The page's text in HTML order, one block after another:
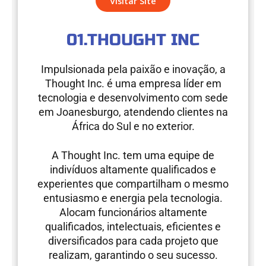
b
o
k
a
r
a
m
01.THOUGHT INC
Impulsionada pela paixão e inovação, a
Thought Inc. é uma empresa líder em
tecnologia e desenvolvimento com sede
em Joanesburgo, atendendo clientes na
África do Sul e no exterior.
A Thought Inc. tem uma equipe de
indivíduos altamente qualificados e
experientes que compartilham o mesmo
entusiasmo e energia pela tecnologia.
Alocam funcionários altamente
qualificados, intelectuais, eficientes e
diversificados para cada projeto que
realizam, garantindo o seu sucesso.